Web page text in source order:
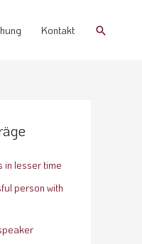
Kontakt Suchen
in lesser time
person with